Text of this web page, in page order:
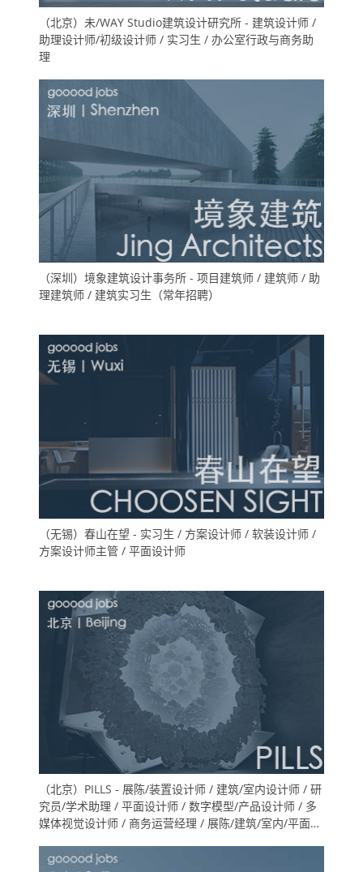
（北京）未/WAY Studio建筑设计研究所 - 建筑设计师 /
助理设计师/初级设计师 / 实习生 / 办公室行政与商务助
理
（深圳）境象建筑设计事务所 - 项目建筑师 / 建筑师 / 助
理建筑师 / 建筑实习生（常年招聘）
（无锡）春山在望 - 实习生 / 方案设计师 / 软装设计师 /
方案设计师主管 / 平面设计师
（北京）PILLS - 展陈/装置设计师 / 建筑/室内设计师 / 研
究员/学术助理 / 平面设计师 / 数字模型/产品设计师 / 多
媒体视觉设计师 / 商务运营经理 / 展陈/建筑/室内/平面设